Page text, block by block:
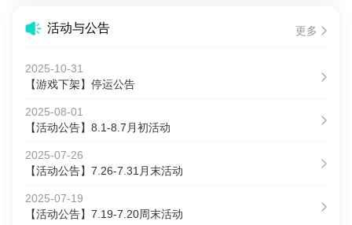
活动与公告 更多
2025-10-31
【游戏下架】停运公告
2025-08-01
【活动公告】8.1-8.7月初活动
2025-07-26
【活动公告】7.26-7.31月末活动
2025-07-19
【活动公告】7.19-7.20周末活动